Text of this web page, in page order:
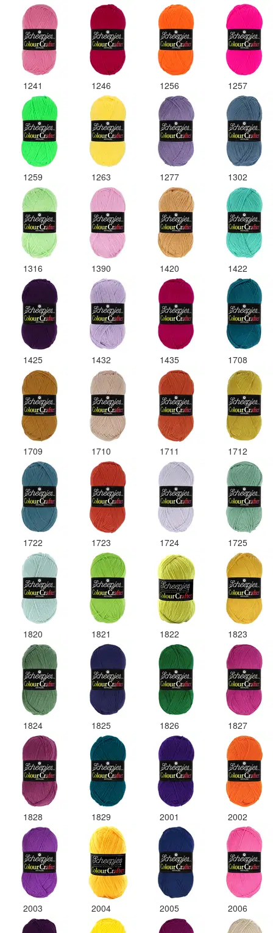
1241 1246 1256 1257
1259 1263 1277 1302
1316 1390 1420 1422
1425 1432 1435 1708
1709 1710 1711 1712
1722 1723 1724 1725
1820 1821 1822 1823
1824 1825 1826 1827
1828 1829 2001 2002
2003 2004 2005 2006